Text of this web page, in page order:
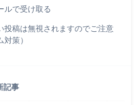
ルで受け取る
投稿は無視されますのでご注意
策）
記事